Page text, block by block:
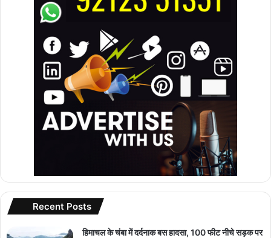
Recent Posts
हिमाचल के चंबा में दर्दनाक बस हादसा, 100 फीट नीचे सड़क पर